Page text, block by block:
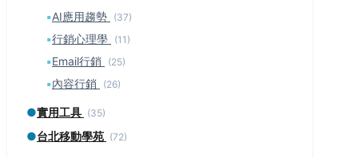
▪AI應用趨勢 (37)
▪行銷心理學 (11)
▪Email行銷 (25)
▪內容行銷 (26)
●實用工具 (35)
●台北移動學苑 (72)